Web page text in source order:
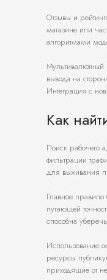
Отзывы и
магазине или
алгоритмами
Мультивалютный
вывода на
Интеграция с
Как
Поиск рабочего
фильтрации
для выживания
Главное
пугающей
способна
Использование
ресурсы
приходящие от